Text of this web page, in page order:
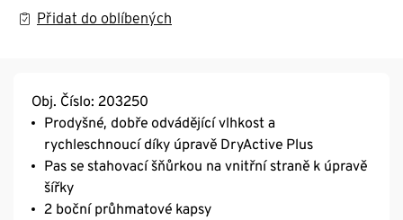
Přidat do oblíbených
Obj. Číslo: 203250
Prodyšné, dobře odvádějící vlhkost a
rychleschnoucí díky úpravě DryActive Plus
Pas se stahovací šňůrkou na vnitřní straně k úpravě
šířky
2 boční průhmatové kapsy